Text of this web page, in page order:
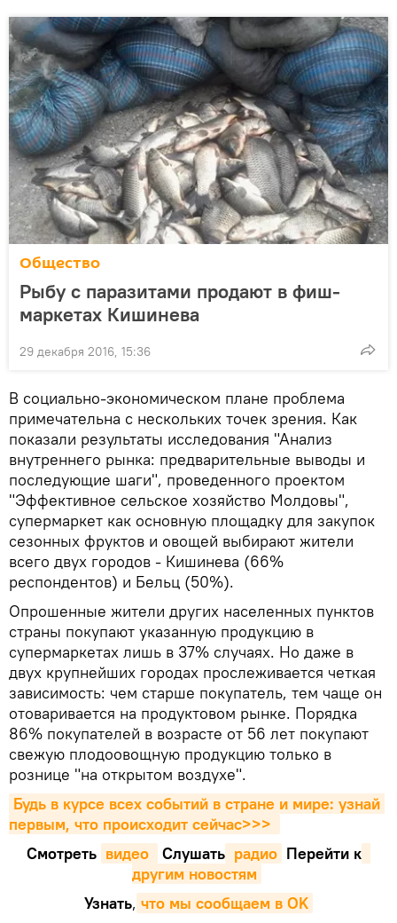
Общество
Рыбу с паразитами продают в фиш-
маркетах Кишинева
29 декабря 2016, 15:36
В социально-экономическом плане проблема
примечательна с нескольких точек зрения. Как
показали результаты исследования "Анализ
внутреннего рынка: предварительные выводы и
последующие шаги", проведенного проектом
"Эффективное сельское хозяйство Молдовы",
cупермаркет как основную площадку для закупок
сезонных фруктов и овощей выбирают жители
всего двух городов - Кишинева (66%
респондентов) и Бельц (50%).
Опрошенные жители других населенных пунктов
страны покупают указанную продукцию в
супермаркетах лишь в 37% случаях. Но даже в
двух крупнейших городах прослеживается четкая
зависимость: чем старше покупатель, тем чаще он
отоваривается на продуктовом рынке. Порядка
86% покупателей в возрасте от 56 лет покупают
свежую плодоовощную продукцию только в
рознице "на открытом воздухе".
Будь в курсе всех событий в стране и мире: узнай
первым, что происходит сейчаc>>>
Смотреть видео Cлушать радио Перейти к
другим новостям
Узнать, что мы сообщаем в OK